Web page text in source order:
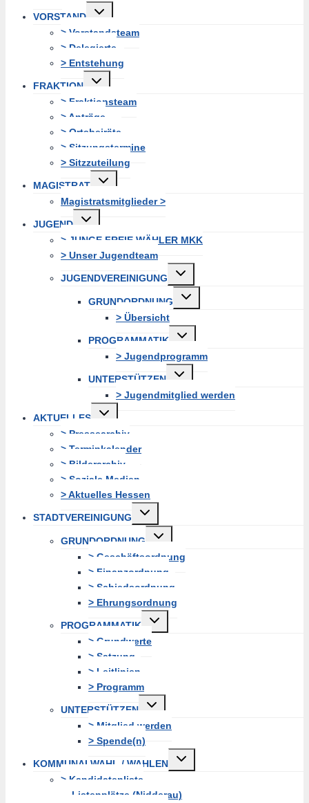
VORSTAND
Untermenü
erweitern
> Vorstandsteam
> Delegierte
> Entstehung
FRAKTION
Untermenü
erweitern
> Fraktionsteam
> Anträge
> Ortsbeiräte
> Sitzungstermine
> Sitzzuteilung
MAGISTRAT
Untermenü
erweitern
Magistratsmitglieder >
JUGEND
Untermenü
erweitern
> JUNGE FREIE WÄHLER MKK
> Unser Jugendteam
JUGENDVEREINIGUNG
Untermenü
erweitern
GRUNDORDNUNG
Untermenü
erweitern
> Übersicht
PROGRAMMATIK
Untermenü
erweitern
> Jugendprogramm
UNTERSTÜTZEN
Untermenü
erweitern
> Jugendmitglied werden
AKTUELLES
Untermenü
erweitern
> Pressearchiv
> Terminkalender
> Bilderarchiv
> Soziale Medien
> Aktuelles Hessen
STADTVEREINIGUNG
Untermenü
erweitern
GRUNDORDNUNG
Untermenü
erweitern
> Geschäftsordnung
> Finanzordnung
> Schiedsordnung
> Ehrungsordnung
PROGRAMMATIK
Untermenü
erweitern
> Grundwerte
> Satzung
> Leitlinien
> Programm
UNTERSTÜTZEN
Untermenü
erweitern
> Mitglied werden
> Spende(n)
KOMMUNALWAHL / WAHLEN
Untermenü
erweitern
> Kandidatenliste
Listenplätze (Nidderau)